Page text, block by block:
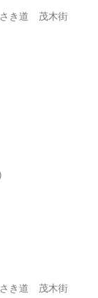
き道 茂木街
き道 茂木街